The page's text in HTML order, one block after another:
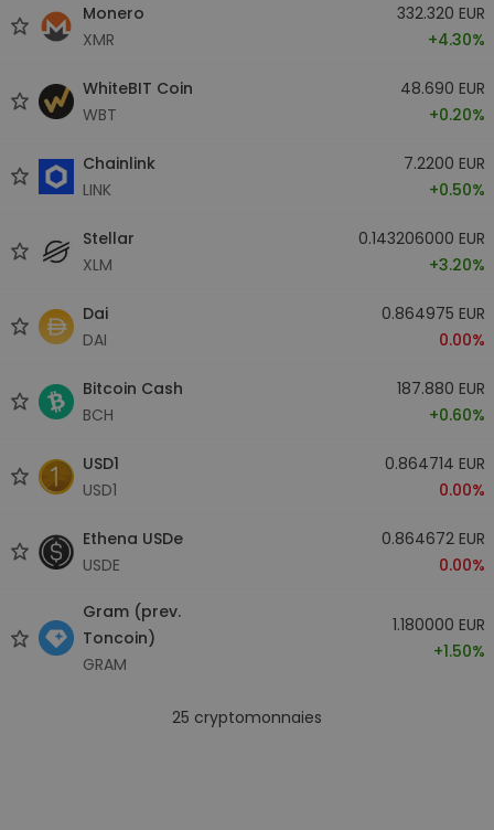
Monero
XMR
332.320 EUR
+4.30%
WhiteBIT Coin
WBT
48.690 EUR
+0.20%
Chainlink
LINK
7.2200 EUR
+0.50%
Stellar
XLM
0.143206000 EUR
+3.20%
Dai
DAI
0.864975 EUR
0.00%
Bitcoin Cash
BCH
187.880 EUR
+0.60%
USD1
USD1
0.864714 EUR
0.00%
Ethena USDe
USDE
0.864672 EUR
0.00%
Gram (prev.
Toncoin)
GRAM
1.180000 EUR
+1.50%
25 cryptomonnaies